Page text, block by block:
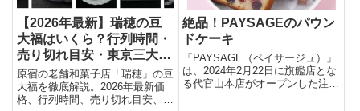
【2026年最新】瑞穂の豆
大福はいくら？行列時間・
売り切れ目安・東京三大豆
大福の実力を徹底解説
原宿の老舗和菓子店「瑞穂」の豆
大福を徹底解説。2026年最新価
格、行列時間、売り切れ目安、季
絶品！PAYSAGEのパウン
ドケーキ
「PAYSAGE（ペイサージュ）」
は、2024年2月22日に旗艦店とな
る代官山本店がオープンした注目